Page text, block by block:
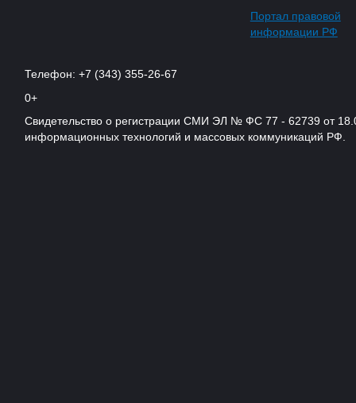
Портал правовой
информации РФ
Телефон: +7 (343) 355-26-67
0+
Свидетельство о регистрации СМИ ЭЛ № ФС 77 - 62739 от
информационных технологий и массовых коммуникаций РФ.